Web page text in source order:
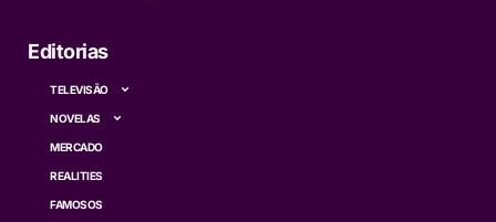
Editorias
TELEVISÃO
NOVELAS
MERCADO
REALITIES
FAMOSOS